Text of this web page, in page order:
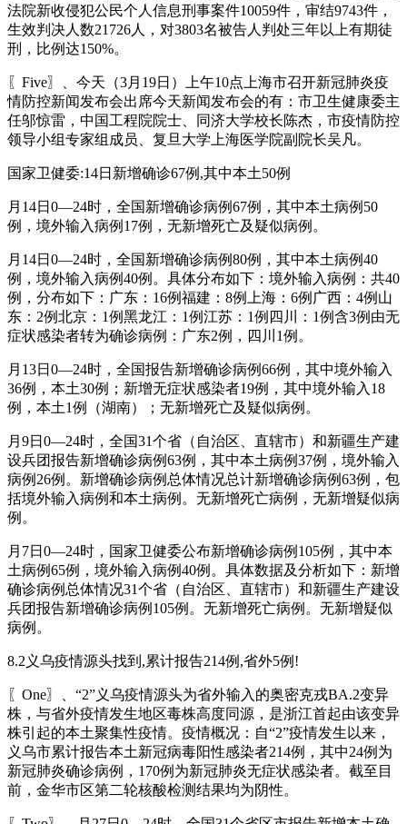
法院新收侵犯公民个人信息刑事案件10059件，审结9743件，
生效判决人数21726人，对3803名被告人判处三年以上有期徒
刑，比例达150%。
〖Five〗、今天（3月19日）上午10点上海市召开新冠肺炎疫
情防控新闻发布会出席今天新闻发布会的有：市卫生健康委主
任邬惊雷，中国工程院院士、同济大学校长陈杰，市疫情防控
领导小组专家组成员、复旦大学上海医学院副院长吴凡。
国家卫健委:14日新增确诊67例,其中本土50例
月14日0—24时，全国新增确诊病例67例，其中本土病例50
例，境外输入病例17例，无新增死亡及疑似病例。
月14日0—24时，全国新增确诊病例80例，其中本土病例40
例，境外输入病例40例。具体分布如下：境外输入病例：共40
例，分布如下：广东：16例福建：8例上海：6例广西：4例山
东：2例北京：1例黑龙江：1例江苏：1例四川：1例含3例由无
症状感染者转为确诊病例：广东2例，四川1例。
月13日0—24时，全国报告新增确诊病例66例，其中境外输入
36例，本土30例；新增无症状感染者19例，其中境外输入18
例，本土1例（湖南）；无新增死亡及疑似病例。
月9日0—24时，全国31个省（自治区、直辖市）和新疆生产建
设兵团报告新增确诊病例63例，其中本土病例37例，境外输入
病例26例。新增确诊病例总体情况总计新增确诊病例63例，包
括境外输入病例和本土病例。无新增死亡病例，无新增疑似病
例。
月7日0—24时，国家卫健委公布新增确诊病例105例，其中本
土病例65例，境外输入病例40例。具体数据及分析如下：新增
确诊病例总体情况31个省（自治区、直辖市）和新疆生产建设
兵团报告新增确诊病例105例。无新增死亡病例。无新增疑似
病例。
8.2义乌疫情源头找到,累计报告214例,省外5例!
〖One〗、“2”义乌疫情源头为省外输入的奥密克戎BA.2变异
株，与省外疫情发生地区毒株高度同源，是浙江首起由该变异
株引起的本土聚集性疫情。疫情概况：自“2”疫情发生以来，
义乌市累计报告本土新冠病毒阳性感染者214例，其中24例为
新冠肺炎确诊病例，170例为新冠肺炎无症状感染者。截至目
前，金华市区第二轮核酸检测结果均为阴性。